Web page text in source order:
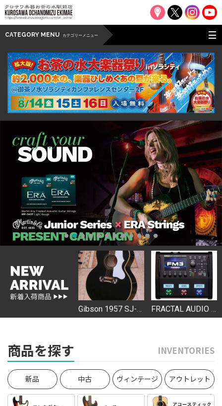
CATEGORY MENU カテゴリーメニュー
Gibson 1957 SJ-200 Ebony Tune O Matic Bridge 【5本限定オーダー】【2026年製】 漆黒のボディに、他を寄せ付けない風格を宿した特別なSJ-200。５本限定オーダーのカスタムモデルが入荷いたしました。 在庫店舗：... FRACTAL AUDIO SYSTEMS FM3 MkII Turbo 在庫店舗：お茶の水駅前店
商品を探す INVENTORIES
新品 中古 ヴィンテージ アウトレット